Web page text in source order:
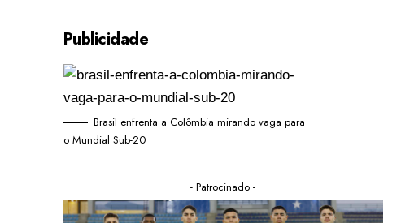
Publicidade
Brasil enfrenta a Colômbia mirando vaga para
o Mundial Sub-20
- Patrocinado -